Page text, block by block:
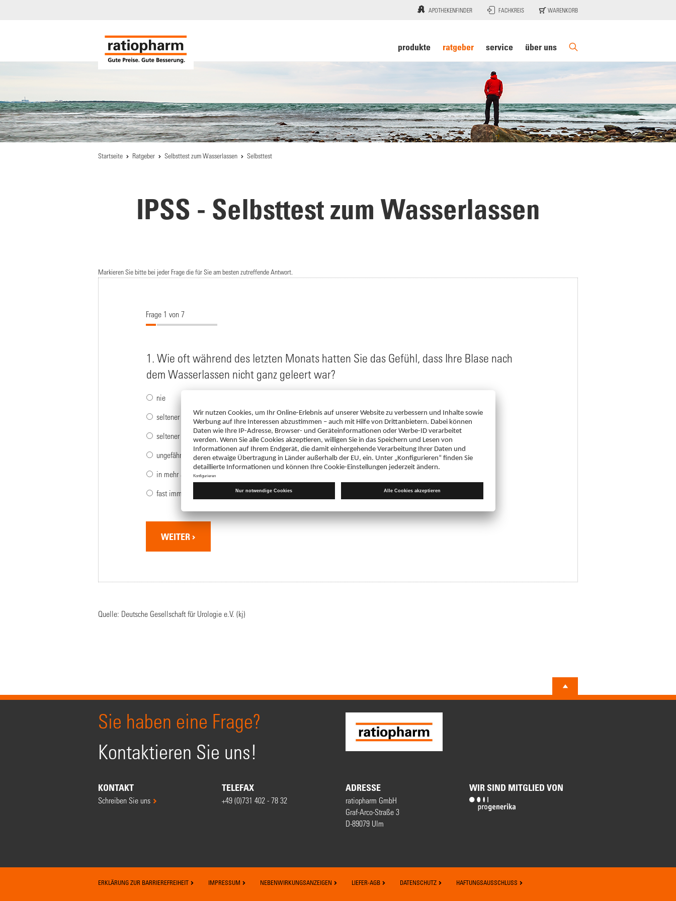
APOTHEKENFINDER FACHKREIS WARENKORB
produkte ratgeber service über uns
Startseite Ratgeber Selbsttest zum Wasserlassen Selbsttest
IPSS - Selbsttest zum Wasserlassen
Markieren Siebittebei jeder Frage die für Sie am besten zutreffende Antwort.
Frage 1 von 7
1. Wie oft während des letzten Monats hatten Sie das Gefühl, dass Ihre Blase nach
dem Wasserlassen nicht ganz geleert war?
nie
seltener als in 1 von 5 Fällen
seltener als in der Hälfte der Fälle
ungefähr in der Hälfte aller Fälle
in mehr als der Hälfte aller Fälle
fast immer
WEITER
Quelle: Deutsche Gesellschaft für Urologie e.V. (kj)
Sie haben eine Frage?
Kontaktieren Sie uns!
KONTAKT
Schreiben Sie uns
TELEFAX
+49 (0)731 402 - 78 32
ADRESSE
ratiopharm GmbH
Graf-Arco-Straße 3
D-89079 Ulm
WIR SIND MITGLIED VON
ERKLÄRUNG ZUR BARRIEREFREIHEIT IMPRESSUM NEBENWIRKUNGSANZEIGEN LIEFER-AGB DATENSCHUTZ HAFTUNGSAUSSCHLUSS